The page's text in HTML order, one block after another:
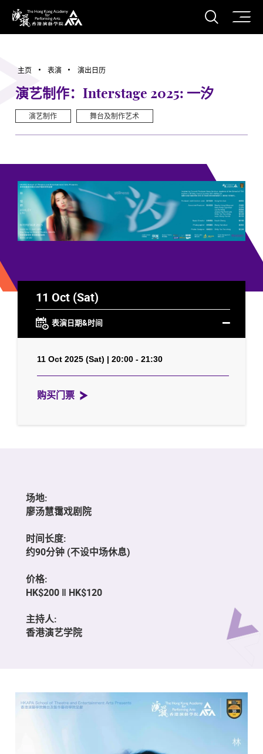
香港演艺学院
打开
主页 表演 演出日历
演艺制作：Interstage 2025: 一汐
演艺制作 舞台及制作艺术
11 Oct (Sat)
表演日期&时间
11 Oct 2025 (Sat) | 20:00 - 21:30
购买门票
场地:
廖汤慧霭戏剧院
时间长度:
约90分钟 (不设中场休息)
价格:
HK$200 ‖ HK$120
主持人:
香港演艺学院